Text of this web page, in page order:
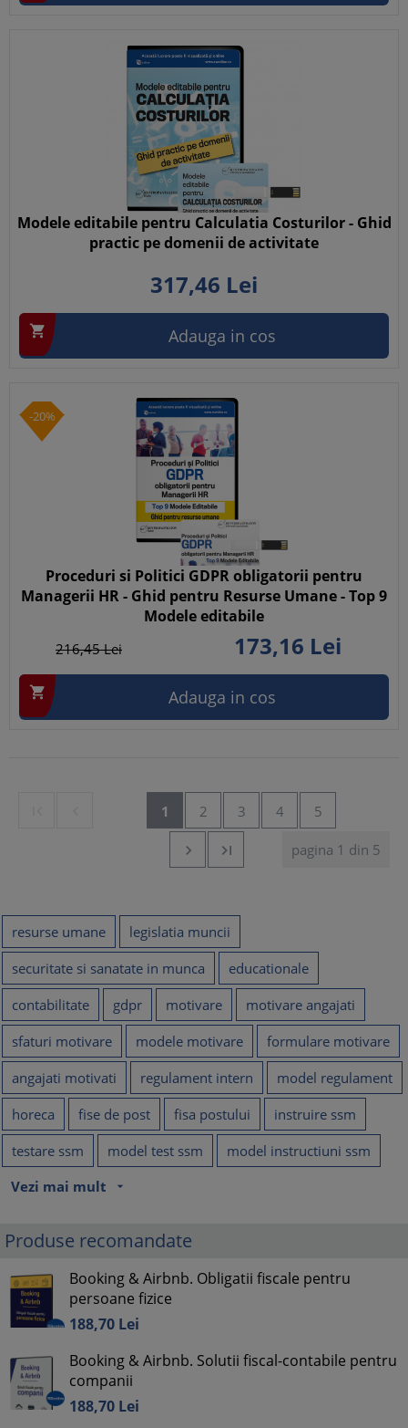
Modele editabile pentru Calculatia Costurilor - Ghid
practic pe domenii de activitate
317,46 Lei
 Adauga in cos
-20%
Proceduri si Politici GDPR obligatorii pentru
Managerii HR - Ghid pentru Resurse Umane - Top 9
Modele editabile
216,45Lei 173,16 Lei
 Adauga in cos
1 2 3 4 5
pagina 1 din 5


resurse umane
legislatia muncii
securitate si sanatate in munca
educationale
contabilitate
gdpr motivare
motivare angajati
sfaturi motivare
modele motivare
formulare motivare
angajati motivati
regulament intern
model regulament
horeca
fise de post fisa postului
instruire ssm
testare ssm
model test ssm
model instructiuni ssm
Vezi mai mult
arrow_drop_down
Produse recomandate
Booking & Airbnb. Obligatii fiscale pentru
persoane fizice
188,70 Lei
Booking & Airbnb. Solutii fiscal-contabile pentru
companii
188,70 Lei